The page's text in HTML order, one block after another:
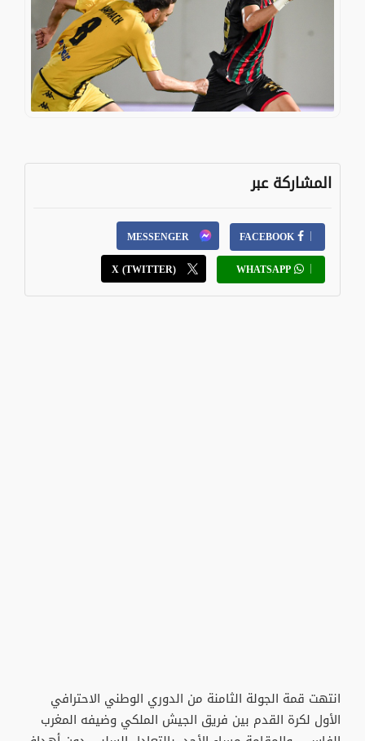
المشاركة عبر
FACEBOOK
MESSENGER
WHATSAPP
X (TWITTER)
انتهت قمة الجولة الثامنة من الدوري الوطني الاحترافي
الأول لكرة القدم بين فريق الجيش الملكي وضيفه المغرب